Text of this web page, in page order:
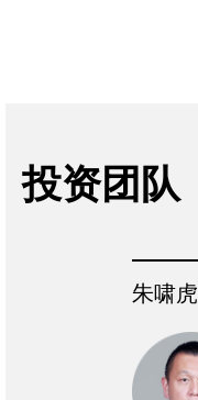
投资团队
朱啸虎